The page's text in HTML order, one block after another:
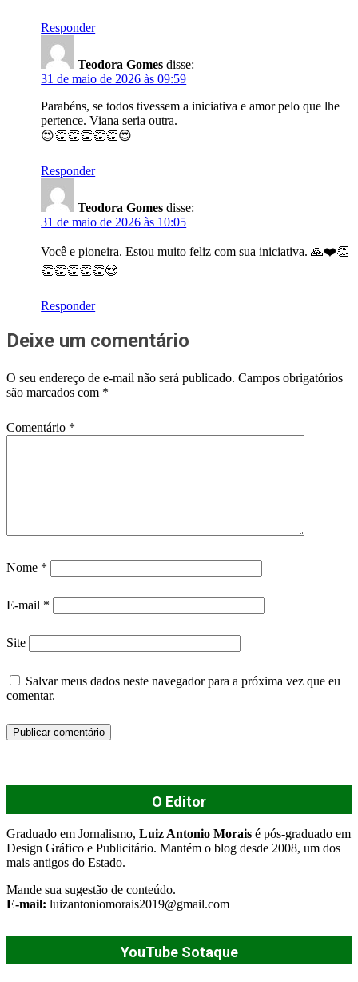
Responder
Teodora Gomes disse:
31 de maio de 2026 às 09:59
Parabéns, se todos tivessem a iniciativa e amor pelo que lhe
pertence. Viana seria outra.
😍👏👏👏👏👏😍
Responder
Teodora Gomes disse:
31 de maio de 2026 às 10:05
Você e pioneira. Estou muito feliz com sua iniciativa. 🙏❤️👏
👏👏👏👏👏😍
Responder
Deixe um comentário
O seu endereço de e-mail não será publicado. Campos obrigatórios
são marcados com *
Comentário *
Nome *
E-mail *
Site
Salvar meus dados neste navegador para a próxima vez que eu
comentar.
O Editor
Graduado em Jornalismo, Luiz Antonio Morais é pós-graduado em
Design Gráfico e Publicitário. Mantém o blog desde 2008, um dos
mais antigos do Estado.
Mande sua sugestão de conteúdo.
E-mail: luizantoniomorais2019@gmail.com
YouTube Sotaque